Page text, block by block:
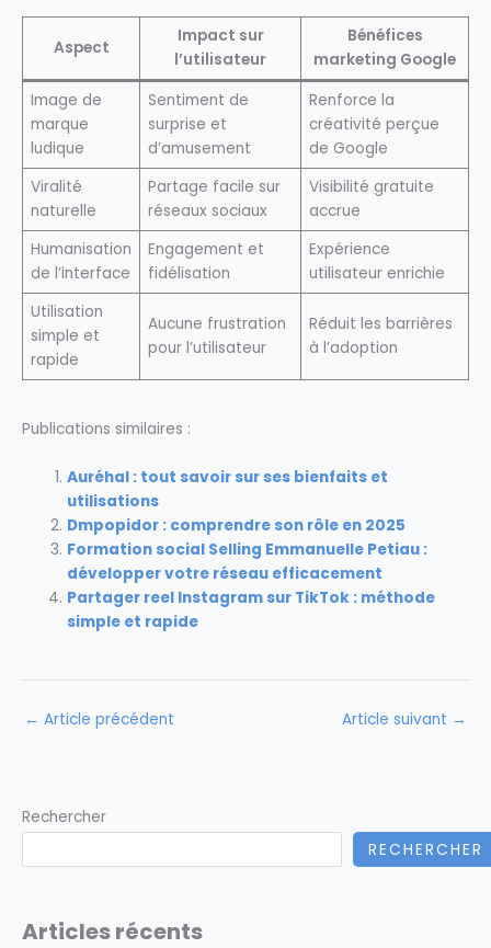
Aspect
Impact sur
l’utilisateur
Bénéfices
marketing Google
Image de
marque
ludique
Sentiment de
surprise et
d’amusement
Renforce la
créativité perçue
de Google
Viralité
naturelle
Partage facile sur
réseaux sociaux
Visibilité gratuite
accrue
Humanisation
de l’interface
Engagement et
fidélisation
Expérience
utilisateur enrichie
Utilisation
simple et
rapide
Aucune frustration
pour l’utilisateur
Réduit les barrières
à l’adoption
Publications similaires :
Auréhal : tout savoir sur ses bienfaits et
utilisations
Dmpopidor : comprendre son rôle en 2025
Formation social Selling Emmanuelle Petiau :
développer votre réseau efficacement
Partager reel Instagram sur TikTok : méthode
simple et rapide
← Article précédent Article suivant →
Rechercher
RECHERCHER
Articles récents